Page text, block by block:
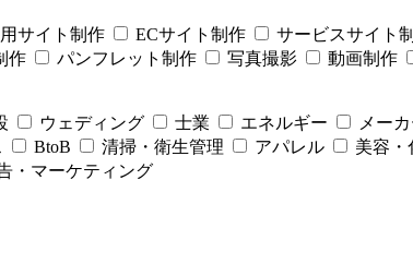
サイト制作 ECサイト制作 サービスサイト
作 パンフレット制作 写真撮影 動画制作
ウェディング 士業 エネルギー メー
BtoB 清掃・衛生管理 アパレル 美容・
・マーケティング